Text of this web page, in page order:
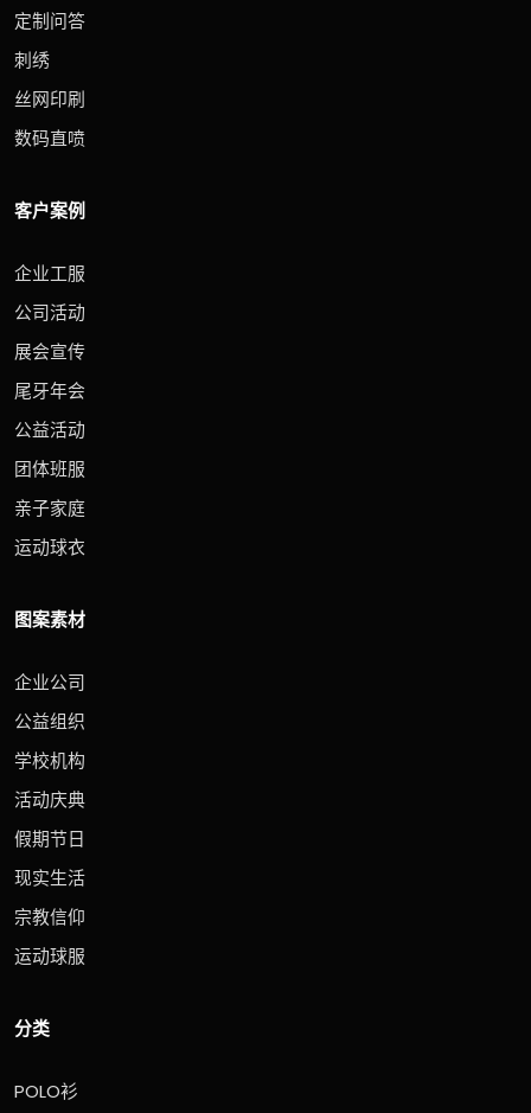
定制问答
刺绣
丝网印刷
数码直喷
客户案例
企业工服
公司活动
展会宣传
尾牙年会
公益活动
团体班服
亲子家庭
运动球衣
图案素材
企业公司
公益组织
学校机构
活动庆典
假期节日
现实生活
宗教信仰
运动球服
分类
POLO衫